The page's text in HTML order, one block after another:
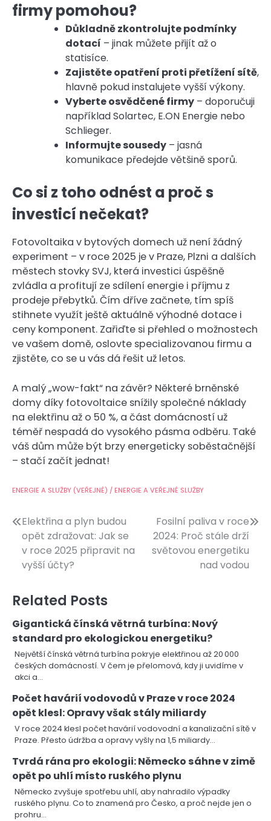
firmy pomohou?
Důkladně zkontrolujte podmínky
dotací – jinak můžete přijít až o
statisíce.
Zajistěte opatření proti přetížení sítě,
hlavně pokud instalujete vyšší výkony.
Vyberte osvědčené firmy – doporučuji
například Solartec, E.ON Energie nebo
Schlieger.
Informujte sousedy – jasná
komunikace předejde většině sporů.
Co si z toho odnést a proč s
investicí nečekat?
Fotovoltaika v bytových domech už není žádný
experiment – v roce 2025 je v Praze, Plzni a dalších
městech stovky SVJ, která investici úspěšně
zvládla a profitují ze sdílení energie i příjmu z
prodeje přebytků. Čím dříve začnete, tím spíš
stihnete využít ještě aktuálně výhodné dotace i
ceny komponent. Zařiďte si přehled o možnostech
ve vašem domě, oslovte specializovanou firmu a
zjistěte, co se u vás dá řešit už letos.
A malý „wow-fakt“ na závěr? Některé brněnské
domy díky fotovoltaice snížily společné náklady
na elektřinu až o 50 %, a část domácností už
téměř nespadá do vysokého pásma odběru. Také
váš dům může být brzy energeticky soběstačnější
– stačí začít jednat!
ENERGIE A SLUŽBY (VEŘEJNÉ) / ENERGIE A VEŘEJNÉ SLUŽBY
Navigace
pro
příspěvek
Elektřina a plyn budou
opět zdražovat: Jak se
v roce 2025 připravit na
vyšší účty?
Fosilní paliva v roce
2024: Proč stále drží
světovou energetiku
nad vodou
Related Posts
Gigantická čínská větrná turbína: Nový
standard pro ekologickou energetiku?
Největší čínská větrná turbína pokryje elektřinou až 20 000
českých domácností. V čem je přelomová, kdy ji uvidíme v
akci a…
Počet havárií vodovodů v Praze v roce 2024
opět klesl: Opravy však stály miliardy
V roce 2024 klesl počet havárií vodovodní a kanalizační sítě v
Praze. Přesto údržba a opravy vyšly na 1,5 miliardy…
Tvrdá rána pro ekologii: Německo sáhne v zimě
opět po uhlí místo ruského plynu
Německo zvyšuje spotřebu uhlí, aby nahradilo výpadky
ruského plynu. Co to znamená pro Česko, a proč nejde jen o
prohru…